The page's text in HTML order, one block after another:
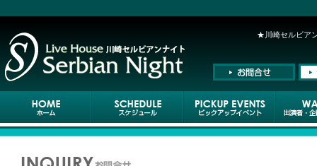
★川崎セルビア